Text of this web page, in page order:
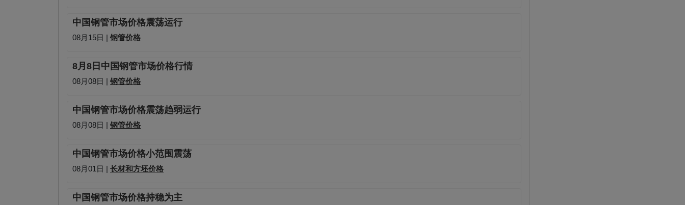
中国钢管市场价格震荡运行
08月15日 | 钢管价格
8月8日中国钢管市场价格行情
08月08日 | 钢管价格
中国钢管市场价格震荡趋弱运行
08月08日 | 钢管价格
中国钢管市场价格小范围震荡
08月01日 | 长材和方坯价格
中国钢管市场价格持稳为主